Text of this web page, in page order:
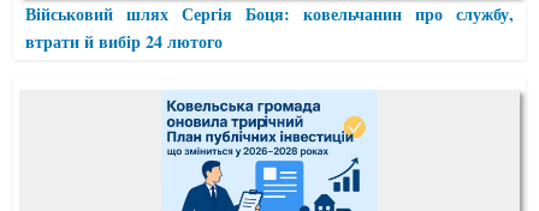
Військовий шлях Сергія Боця: ковельчанин про службу,
втрати й вибір 24 лютого